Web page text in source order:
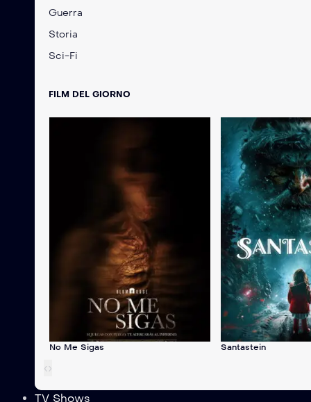
Guerra
Storia
Sci-Fi
FILM DEL GIORNO
No Me Sigas Santastein
‹›
TV Shows